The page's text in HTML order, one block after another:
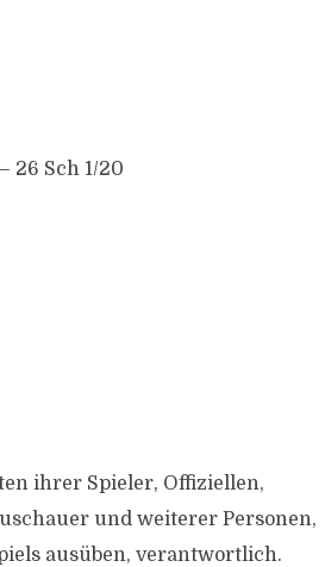
26 Sch 1/20
ihrer Spieler, Offiziellen,
und weiterer Personen,
ausüben, verantwortlich.